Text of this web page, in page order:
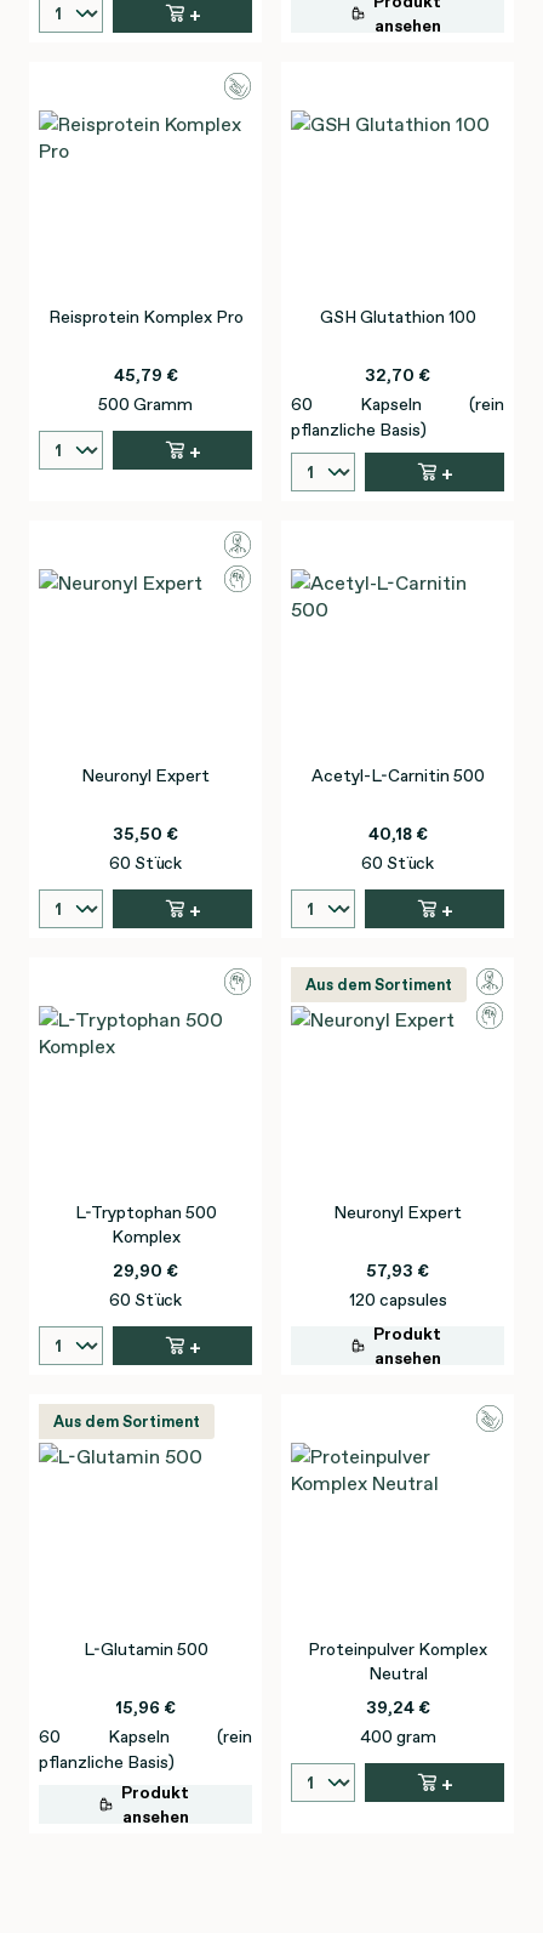
+
ansehen
Reisprotein Komplex Pro
45,79 €
500 Gramm
+
GSH Glutathion 100
32,70 €
60 Kapseln (rein
pflanzliche Basis)
+
Neuronyl Expert
35,50 €
60 Stück
+
Acetyl-L-Carnitin 500
40,18 €
60 Stück
+
L-Tryptophan 500
Komplex
29,90 €
60 Stück
+
Aus dem Sortiment
Neuronyl Expert
57,93 €
120 capsules
Produkt
ansehen
Aus dem Sortiment
L-Glutamin 500
15,96 €
60 Kapseln (rein
pflanzliche Basis)
Produkt
ansehen
Proteinpulver Komplex
Neutral
39,24 €
400 gram
+